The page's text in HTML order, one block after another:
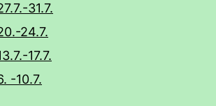
31.7.
24.7.
17.7.
-10.7.